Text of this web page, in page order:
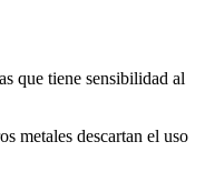
que tiene sensibilidad al
metales descartan el uso